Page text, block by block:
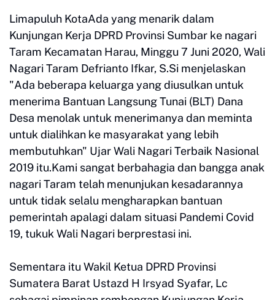
Limapuluh KotaAda yang menarik dalam
Kunjungan Kerja DPRD Provinsi Sumbar ke nagari
Taram Kecamatan Harau, Minggu 7 Juni 2020, Wali
Nagari Taram Defrianto Ifkar, S.Si menjelaskan
"Ada beberapa keluarga yang diusulkan untuk
menerima Bantuan Langsung Tunai (BLT) Dana
Desa menolak untuk menerimanya dan meminta
untuk dialihkan ke masyarakat yang lebih
membutuhkan" Ujar Wali Nagari Terbaik Nasional
2019 itu.Kami sangat berbahagia dan bangga anak
nagari Taram telah menunjukan kesadarannya
untuk tidak selalu mengharapkan bantuan
pemerintah apalagi dalam situasi Pandemi Covid
19, tukuk Wali Nagari berprestasi ini.
Sementara itu Wakil Ketua DPRD Provinsi
Sumatera Barat Ustazd H Irsyad Syafar, Lc